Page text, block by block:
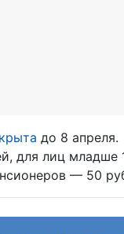
до 8 апреля.
для лиц младше
— 50